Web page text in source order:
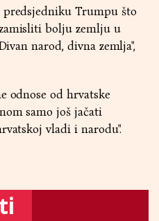
predsjedniku Trumpu što
bolju zemlju u
narod, divna zemlja",
odnose od hrvatske
samo još jačati
vladi i narodu".